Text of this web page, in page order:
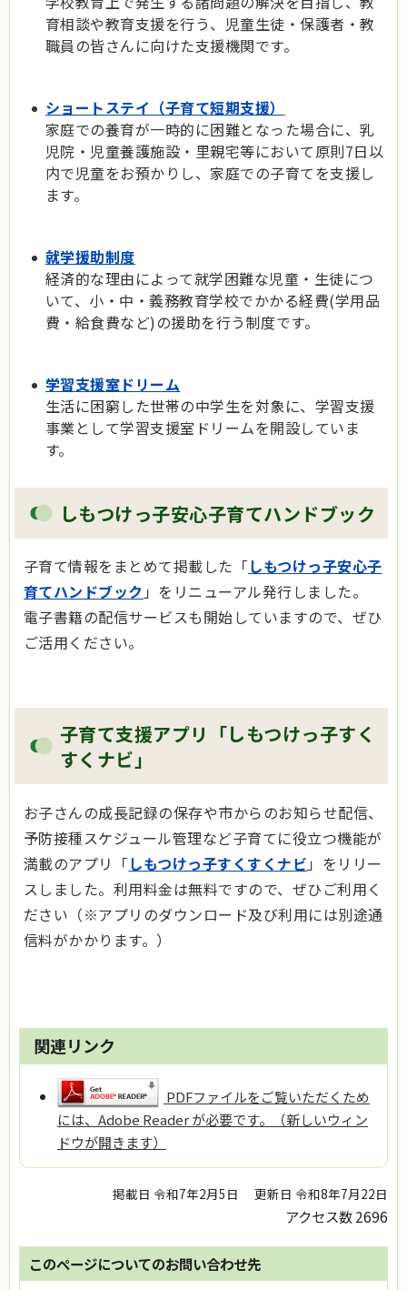
育相談や教育支援を行う、児童生徒・保護者・教
職員の皆さんに向けた支援機関です。
ショートステイ（子育て短期支援）
家庭での養育が一時的に困難となった場合に、乳
児院・児童養護施設・里親宅等において原則7日以
内で児童をお預かりし、家庭での子育てを支援し
ます。
就学援助制度
経済的な理由によって就学困難な児童・生徒につ
いて、小・中・義務教育学校でかかる経費(学用品
費・給食費など)の援助を行う制度です。
学習支援室ドリーム
生活に困窮した世帯の中学生を対象に、学習支援
事業として学習支援室ドリームを開設していま
す。
しもつけっ子安心子育てハンドブック
子育て情報をまとめて掲載した「しもつけっ子安心子
育てハンドブック 」をリニューアル発行しました。
電子書籍の配信サービスも開始していますので、ぜひ
ご活用ください。
子育て支援アプリ「しもつけっ子すく
すくナビ」
お子さんの成長記録の保存や市からのお知らせ配信、
予防接種スケジュール管理など子育てに役立つ機能が
満載のアプリ「しもつけっ子すくすくナビ 」をリリー
スしました。利用料金は無料ですので、ぜひご利用く
ださい（※アプリのダウンロード及び利用には別途通
信料がかかります。）
関連リンク
PDFファイルをご覧いただくため
には、Adobe Reader が必要です。（新しいウィン
ドウが開きます）
掲載日 令和7年2月5日 更新日 令和8年7月22日
アクセス数2696
このページについてのお問い合わせ先